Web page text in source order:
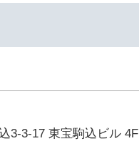
3-3-17 東宝駒込ビル 4F